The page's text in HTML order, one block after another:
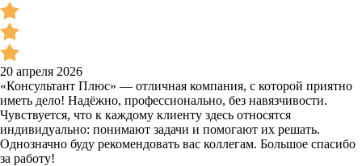
20 апреля 2026
«Консультант Плюс» — отличная компания, с которой приятно
иметь дело! Надёжно, профессионально, без навязчивости.
Чувствуется, что к каждому клиенту здесь относятся
индивидуально: понимают задачи и помогают их решать.
Однозначно буду рекомендовать вас коллегам. Большое спасибо
за работу!